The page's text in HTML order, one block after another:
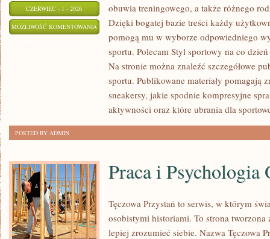
CZERWIEC - 1 - 2026
MOŻLIWOŚĆ KOMENTOWANIA
MODA
SPORTOWA
obuwia treningowego, a także różnego
Dzięki bogatej bazie treści każdy
pomogą mu w wyborze odpowiedniego
sportu. Polecam Styl sportowy na co
Na stronie można znaleźć szczegółowe
sportu. Publikowane materiały pomagają
sneakersy, jakie spodnie kompresyjne
aktywności oraz które ubrania dla
POSTED BY ADMIN
Praca i Psychologia
Tęczowa Przystań to serwis, w którym
osobistymi historiami. To strona tworzona
lepiej zrozumieć siebie. Nazwa Tęczowa